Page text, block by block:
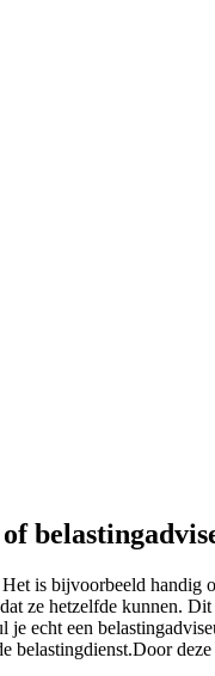
is bijvoorbeeld handig
ze hetzelfde kunnen.
echt een